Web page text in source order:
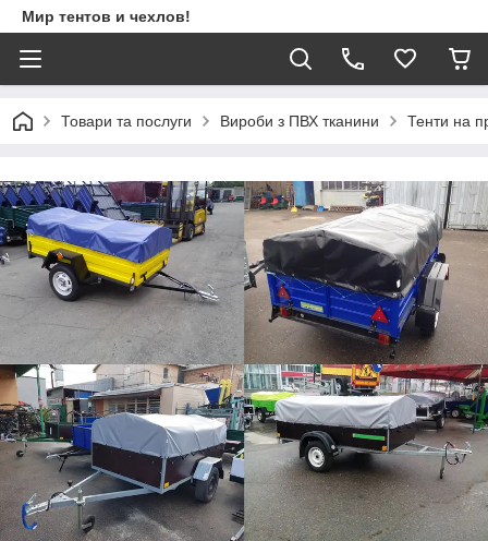
Мир тентов и чехлов!
Товари та послуги Вироби з ПВХ тканини Тенти на